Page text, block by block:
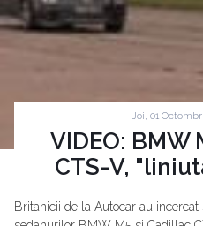
Joi, 01
VIDEO: BMW
CTS-V,
Britanicii de la Autocar au